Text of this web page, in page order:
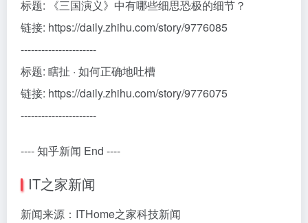
标题: 《三国演义》中有哪些细思恐极的细节？
链接: https://daily.zhihu.com/story/9776085
----------------------
标题: 瞎扯 · 如何正确地吐槽
链接: https://daily.zhihu.com/story/9776075
----------------------
---- 知乎新闻 End ----
IT之家新闻
新闻来源：ITHome之家科技新闻